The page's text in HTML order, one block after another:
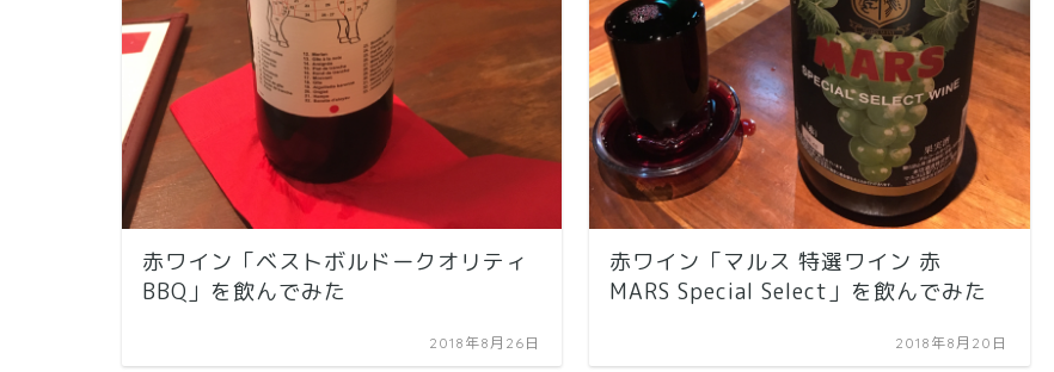
赤ワイン「ベストボルドークオリティ
BBQ」を飲んでみた
2018年8月26日
赤ワイン「マルス 特選ワイン 赤
MARS Special Select」を飲んでみた
2018年8月20日